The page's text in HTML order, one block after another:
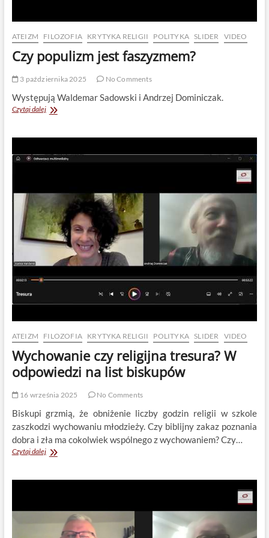
ATEIZM FILOZOFIA KRYTYKA RELIGII POLITYKA SLIDER VIDEO
Czy populizm jest faszyzmem?
3 października 2025 No Comments
Występują Waldemar Sadowski i Andrzej Dominiczak.
Czytaj dalejCzy
ATEIZM FILOZOFIA KRYTYKA RELIGII POLITYKA SLIDER VIDEO
Wychowanie czy religijna tresura? W
odpowiedzi na list biskupów
16 września 2025 No Comments
Biskupi grzmią, że obniżenie liczby godzin religii w szkole
zaszkodzi wychowaniu młodzieży. Czy biblijny zakaz poznania
dobra i zła ma cokolwiek wspólnego z wychowaniem? Czy…
Czytaj dalejWychowanie
list biskupów